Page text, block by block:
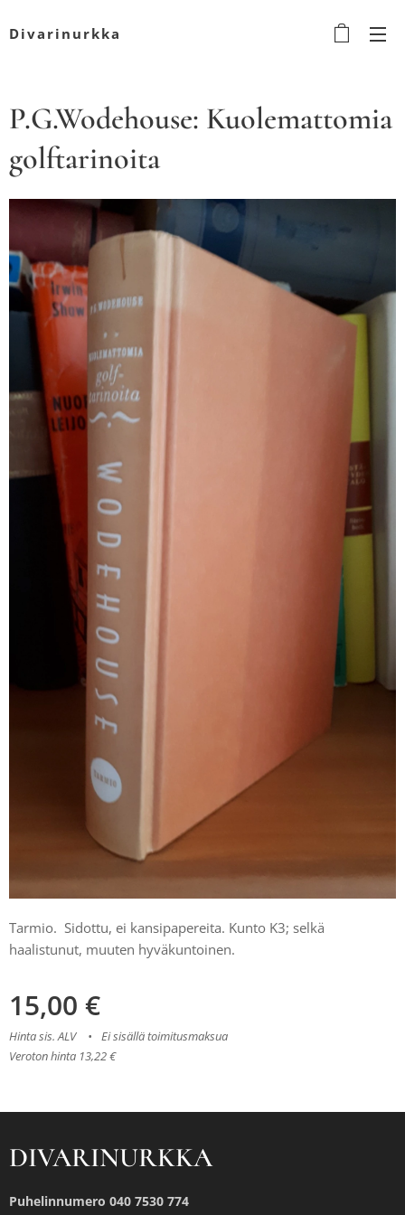
Divarinurkka
P.G.Wodehouse: Kuolemattomia
golftarinoita
Tarmio. Sidottu, ei kansipapereita. Kunto K3; selkä
haalistunut, muuten hyväkuntoinen.
15,00 €
Hinta sis. ALV
Ei sisällä toimitusmaksua
Veroton hinta 13,22 €
DIVARINURKKA
Puhelinnumero 040 7530 774